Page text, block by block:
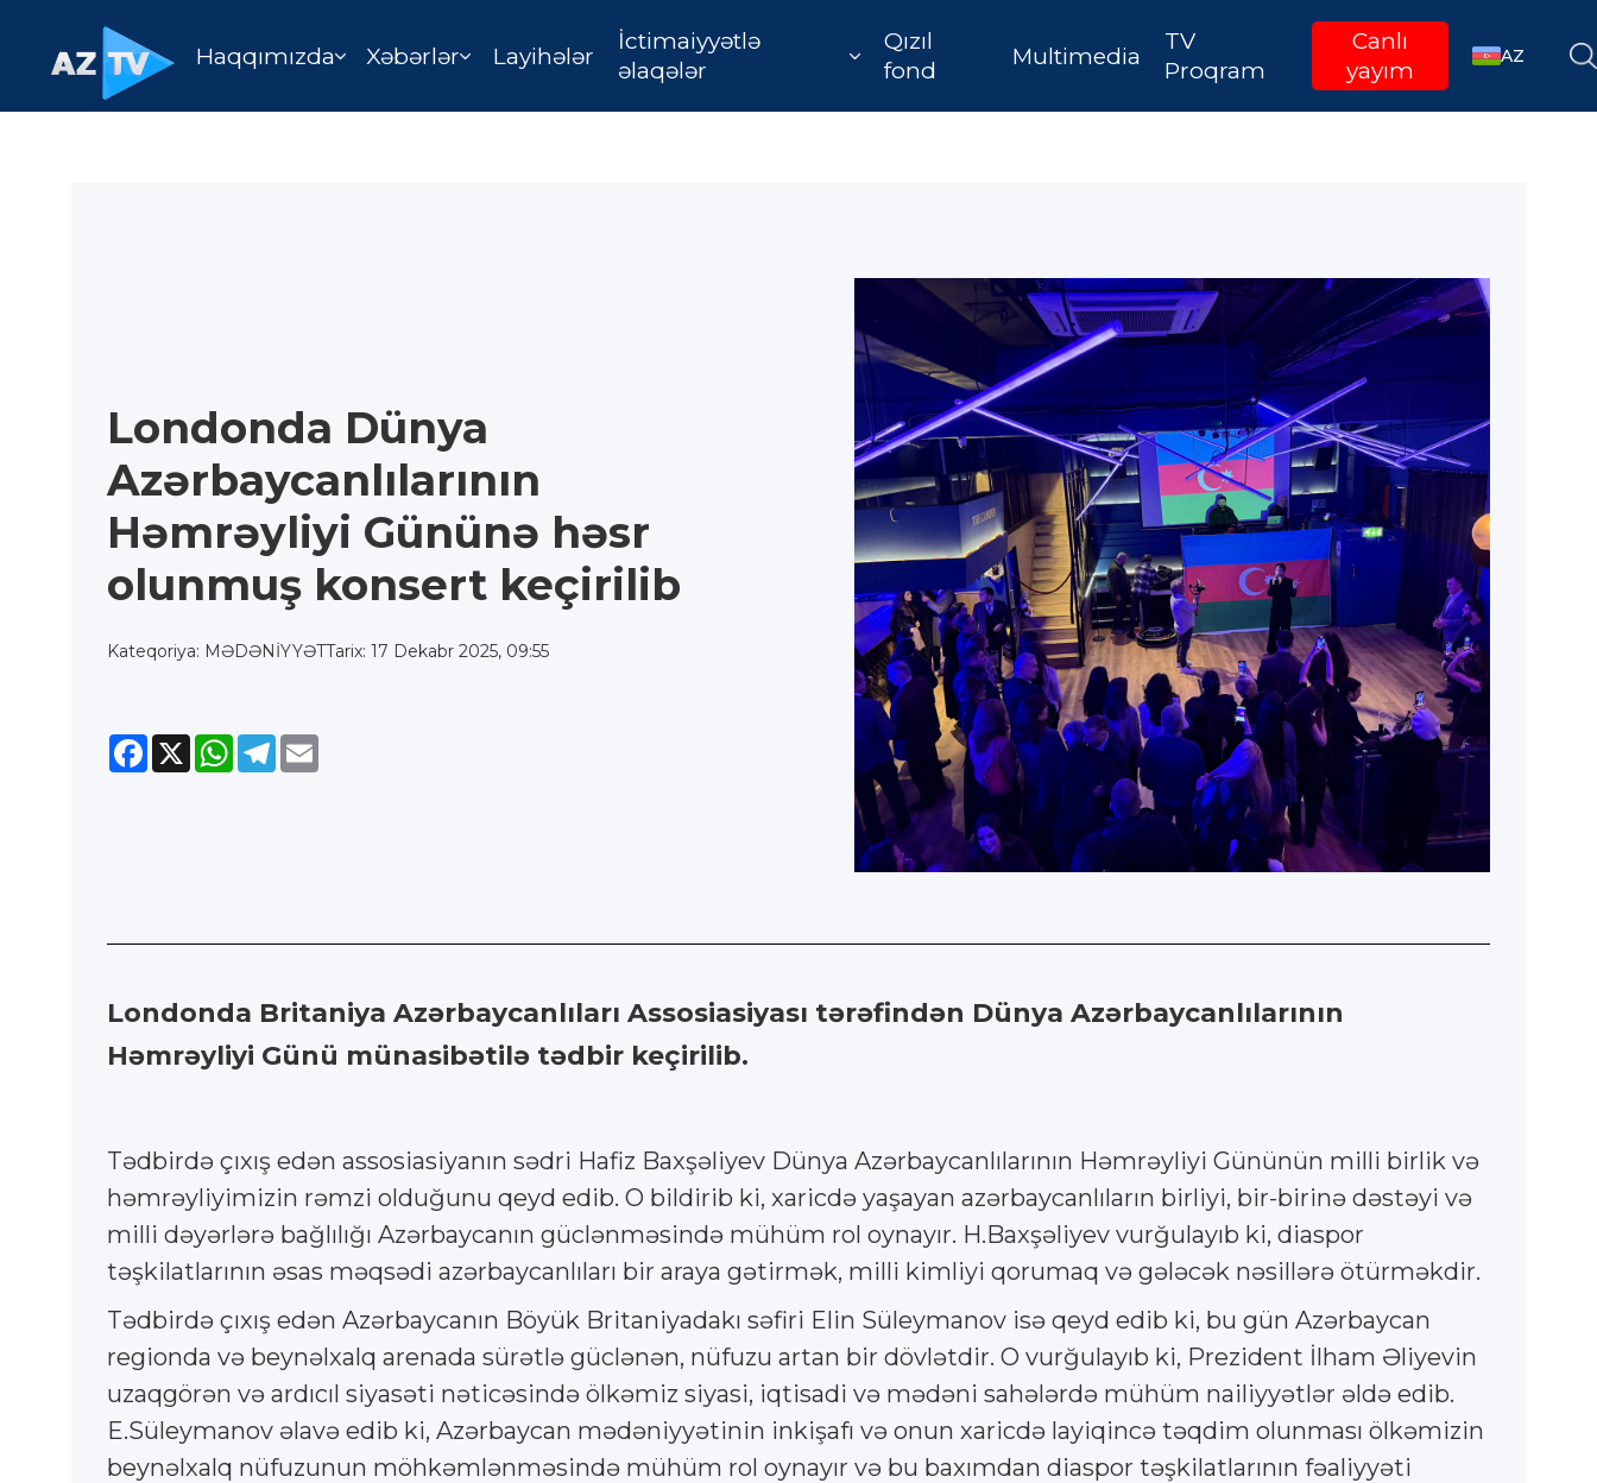
Haqqımızda Xəbərlər Layihələr
İctimaiyyətlə
əlaqələr
Qızıl
fond
Multimedia
TV
Proqram
Canlı
yayım
AZ
Londonda Dünya
Azərbaycanlılarının
Həmrəyliyi Gününə həsr
olunmuş konsert keçirilib
Kateqoriya: MƏDƏNİYYƏTTarix: 17 Dekabr 2025, 09:55
Facebook
X WhatsApp
Telegram
Londonda Britaniya Azərbaycanlıları Assosiasiyası tərəfindən Dünya Azərbaycanlılarının
Həmrəyliyi Günü münasibətilə tədbir keçirilib.
Tədbirdə çıxış edən assosiasiyanın sədri Hafiz Baxşəliyev Dünya Azərbaycanlılarının Həmrəyliyi Gününün milli birlik və
həmrəyliyimizin rəmzi olduğunu qeyd edib. O bildirib ki, xaricdə yaşayan azərbaycanlıların birliyi, bir-birinə dəstəyi və
milli dəyərlərə bağlılığı Azərbaycanın güclənməsində mühüm rol oynayır. H.Baxşəliyev vurğulayıb ki, diaspor
təşkilatlarının əsas məqsədi azərbaycanlıları bir araya gətirmək, milli kimliyi qorumaq və gələcək nəsillərə ötürməkdir.
Tədbirdə çıxış edən Azərbaycanın Böyük Britaniyadakı səfiri Elin Süleymanov isə qeyd edib ki, bu gün Azərbaycan
regionda və beynəlxalq arenada sürətlə güclənən, nüfuzu artan bir dövlətdir. O vurğulayıb ki, Prezident İlham Əliyevin
uzaqgörən və ardıcıl siyasəti nəticəsində ölkəmiz siyasi, iqtisadi və mədəni sahələrdə mühüm nailiyyətlər əldə edib.
E.Süleymanov əlavə edib ki, Azərbaycan mədəniyyətinin inkişafı və onun xaricdə layiqincə təqdim olunması ölkəmizin
beynəlxalq nüfuzunun möhkəmlənməsində mühüm rol oynayır və bu baxımdan diaspor təşkilatlarının fəaliyyəti